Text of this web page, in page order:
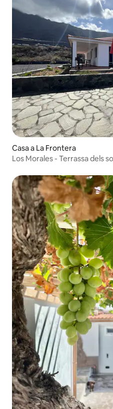
Casa a La Frontera
Los Morales - Terrassa dels